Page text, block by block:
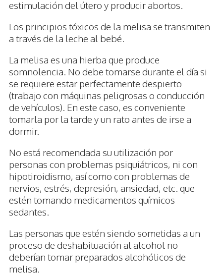
estimulación del útero y producir abortos.
Los principios tóxicos de la melisa se transmiten
a través de la leche al bebé.
La melisa es una hierba que produce
somnolencia. No debe tomarse durante el día si
se requiere estar perfectamente despierto
(trabajo con máquinas peligrosas o conducción
de vehículos). En este caso, es conveniente
tomarla por la tarde y un rato antes de irse a
dormir.
No está recomendada su utilización por
personas con problemas psiquiátricos, ni con
hipotiroidismo, así como con problemas de
nervios, estrés, depresión, ansiedad, etc. que
estén tomando medicamentos químicos
sedantes.
Las personas que estén siendo sometidas a un
proceso de deshabituación al alcohol no
deberían tomar preparados alcohólicos de
melisa.